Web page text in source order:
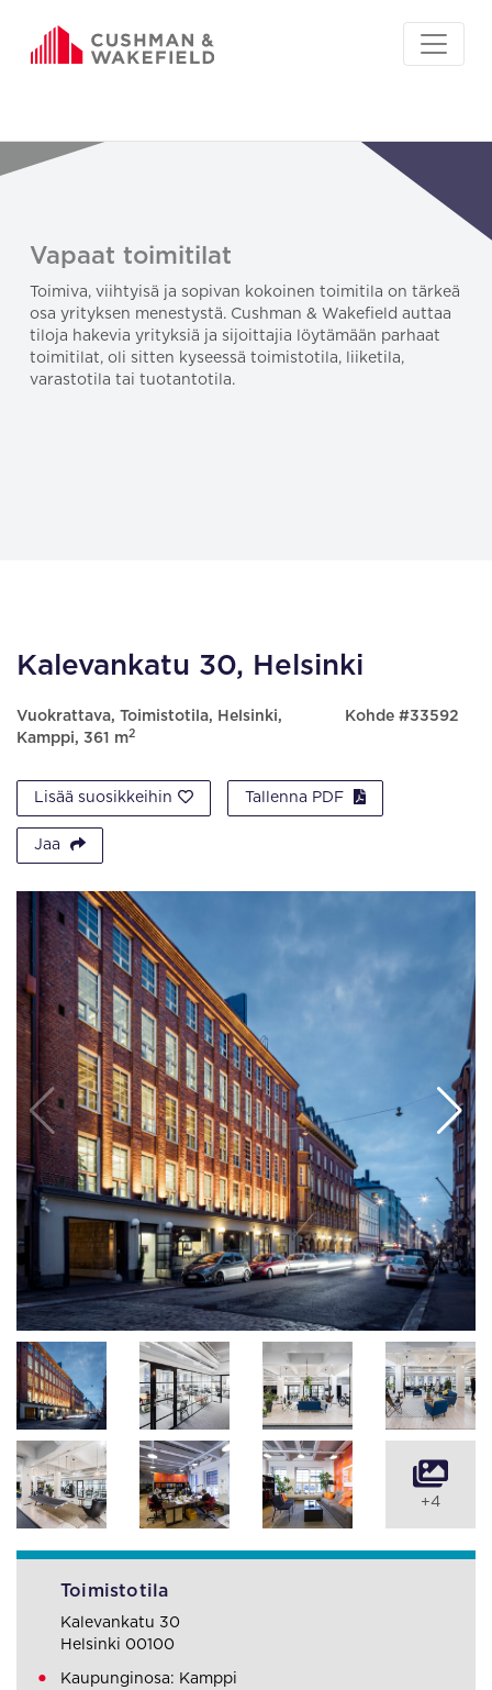
Vapaat toimitilat
Toimiva, viihtyisä ja sopivan kokoinen toimitila on tärkeä
osa yrityksen menestystä. Cushman & Wakefield auttaa
tiloja hakevia yrityksiä ja sijoittajia löytämään parhaat
toimitilat, oli sitten kyseessä toimistotila, liiketila,
varastotila tai tuotantotila.
Kalevankatu 30, Helsinki
Vuokrattava, Toimistotila, Helsinki,
Kamppi, 361 m2
Kohde #33592
Lisää suosikkeihin Tallenna PDF
Jaa
+4
Toimistotila
Kalevankatu 30
Helsinki 00100
Kaupunginosa: Kamppi